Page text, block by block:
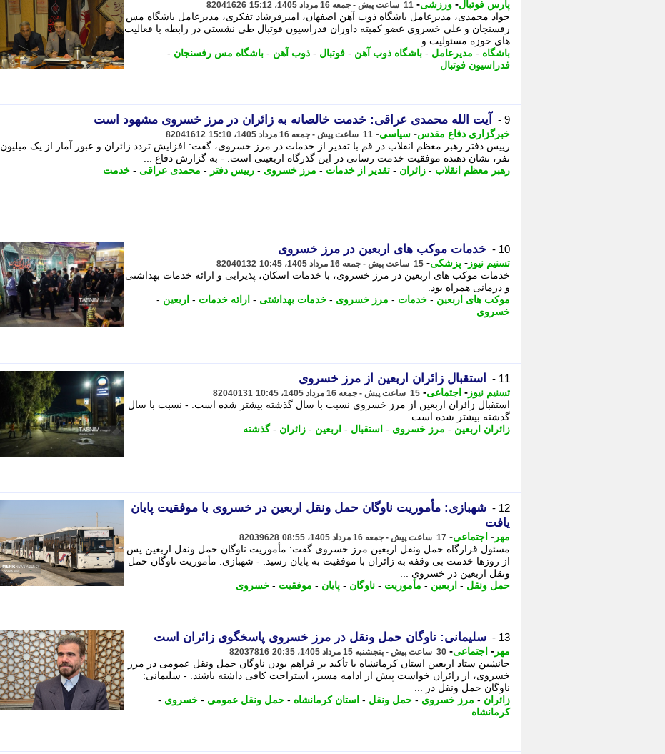
پارس فوتبال- ورزشی- 11 ساعت پیش - جمعه 16 مرداد 1405، 15:12 82041626
جواد محمدی، مدیرعامل باشگاه ذوب آهن اصفهان، امیرفرشاد تفکری، مدیرعامل باشگاه مس
رفسنجان و علی خسروی عضو کمیته داوران فدراسیون فوتبال طی نشستی در رابطه با فعالیت
های حوزه مسئولیت و ...
باشگاه - مدیرعامل - باشگاه ذوب آهن - فوتبال - ذوب آهن - باشگاه مس رفسنجان -
فدراسیون فوتبال
9 - آیت الله محمدی عراقی: خدمت خالصانه به زائران در مرز خسروی مشهود است
خبرگزاری دفاع مقدس- سیاسی- 11 ساعت پیش - جمعه 16 مرداد 1405، 15:10 82041612
رییس دفتر رهبر معظم انقلاب در قم با تقدیر از خدمات در مرز خسروی، گفت: افزایش تردد زائران و عبور آمار از یک میلیون
نفر، نشان دهنده موفقیت خدمت رسانی در این گذرگاه اربعینی است. - به گزارش دفاع ...
رهبر معظم انقلاب - زائران - تقدیر از خدمات - مرز خسروی - رییس دفتر - محمدی عراقی - خدمت
10 - خدمات موکب های اربعین در مرز خسروی
تسنیم نیوز - پزشکی- 15 ساعت پیش - جمعه 16 مرداد 1405، 10:45 82040132
خدمات موکب های اربعین در مرز خسروی، با خدمات اسکان، پذیرایی و ارائه خدمات بهداشتی
و درمانی همراه بود.
موکب های اربعین - خدمات - مرز خسروی - خدمات بهداشتی - ارائه خدمات - اربعین -
خسروی
11 - استقبال زائران اربعین از مرز خسروی
تسنیم نیوز - اجتماعی- 15 ساعت پیش - جمعه 16 مرداد 1405، 10:45 82040131
استقبال زائران اربعین از مرز خسروی نسبت با سال گذشته بیشتر شده است. - نسبت با سال
گذشته بیشتر شده است.
زائران اربعین - مرز خسروی - استقبال - اربعین - زائران -گذشته
12 -
شهبازی: مأموریت ناوگان حمل ونقل اربعین در خسروی با موفقیت پایان
یافت
مهر - اجتماعی- 17 ساعت پیش - جمعه 16 مرداد 1405، 08:55 82039628
مسئول قرارگاه حمل ونقل اربعین مرز خسروی گفت: مأموریت ناوگان حمل ونقل اربعین پس
از روزها خدمت بی وقفه به زائران با موفقیت به پایان رسید. - شهبازی: مأموریت ناوگان حمل
ونقل اربعین در خسروی ...
حمل ونقل - اربعین - مأموریت - ناوگان - پایان - موفقیت - خسروی
13 - سلیمانی: ناوگان حمل ونقل در مرز خسروی پاسخگوی زائران است
مهر - اجتماعی- 30 ساعت پیش - پنجشنبه 15 مرداد 1405، 20:35 82037816
جانشین ستاد اربعین استان کرمانشاه با تأکید بر فراهم بودن ناوگان حمل ونقل عمومی در مرز
خسروی، از زائران خواست پیش از ادامه مسیر، استراحت کافی داشته باشند. - سلیمانی:
ناوگان حمل ونقل در ...
زائران - مرز خسروی - حمل ونقل - استان کرمانشاه - حمل ونقل عمومی - خسروی -
کرمانشاه